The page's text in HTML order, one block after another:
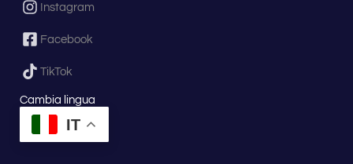
Instagram
Facebook
TikTok
Cambia lingua
IT